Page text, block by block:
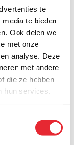
te
te bieden
Ook delen we
met onze
analyse. Deze
met andere
die ze hebben
hun services.
naar de